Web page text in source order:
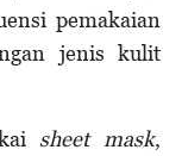
pemakaian
jenis kulit
sheet mask,